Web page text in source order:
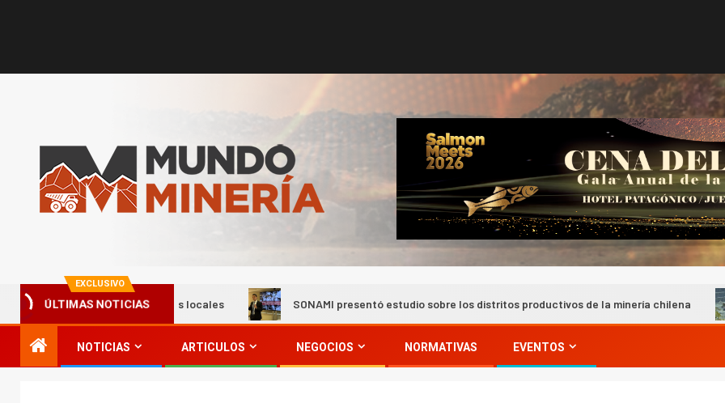
EXCLUSIVO
ÚLTIMAS NOTICIAS
de proveedores locales SONAMI presentó estudio sobre los distritos productivos de la minería chilena Índice
NOTICIAS ARTICULOS NEGOCIOS NORMATIVAS EVENTOS